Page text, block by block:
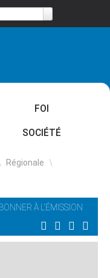
FOI
SOCIÉTÉ
Régionale \
À L'ÉMISSION